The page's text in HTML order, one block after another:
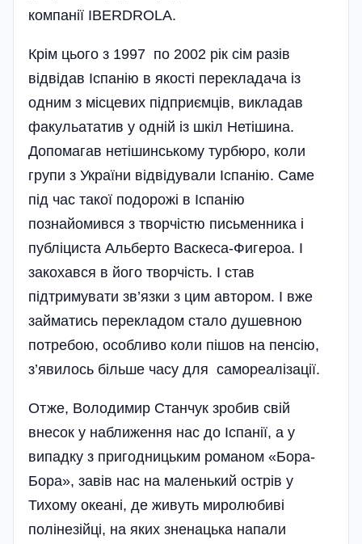
компанії IBERDROLA.
Крім цього з 1997 по 2002 рік сім разів
відвідав Іспанію в якості перекладача із
одним з місцевих під­приємців, викладав
факульататив у одній із шкіл Нетішина.
Допомагав нетішинському турбюро, коли
групи з України відвідували Іспанію. Саме
під час такої подорожі в Іспанію
познайомився з творчістю письменника і
публіциста Альберто Васкеса-Фигероа. І
закохався в його творчість. І став
підтримувати зв’язки з цим автором. І вже
займатись перекладом стало душевною
потребою, особливо коли пішов на пенсію,
з’явилось більше часу для самореалізації.
Отже, Володимир Станчук зробив свій
внесок у наближення нас до Іспанії, а у
випадку з пригодницьким романом «Бора-
Бора», завів нас на маленький острів у
Тихому океані, де живуть миролюбиві
полінезійці, на яких зненацька напали